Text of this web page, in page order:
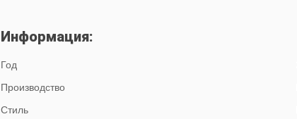
Информация:
Год
Производство
Стиль